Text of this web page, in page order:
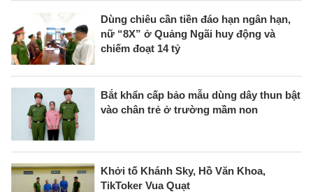
Dùng chiêu cần tiền đáo hạn ngân hạn,
nữ “8X” ở Quảng Ngãi huy động và
chiếm đoạt 14 tỷ
Bắt khẩn cấp bảo mẫu dùng dây thun bật
vào chân trẻ ở trường mầm non
Khởi tố Khánh Sky, Hồ Văn Khoa,
TikToker Vua Quạt